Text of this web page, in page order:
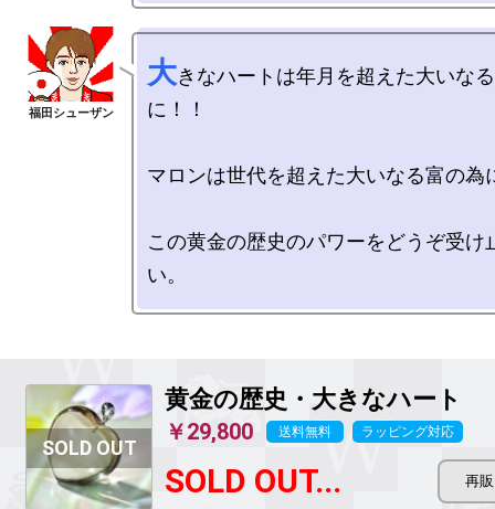
大きなハートは年月を超えた大いな
に！！
マロンは世代を超えた大いなる富の為
この黄金の歴史のパワーをどうぞ受け
黄金の歴史・大きなハート
￥29,800 送料無料 ラッピング対応
SOLD OUT...